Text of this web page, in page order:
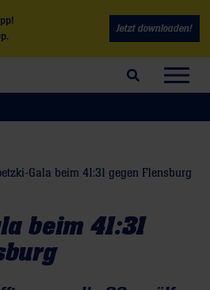
Jetzt downloaden!
Suchfeld öffnen
Gala beim 41:31 gegen Flensburg
beim 41:31